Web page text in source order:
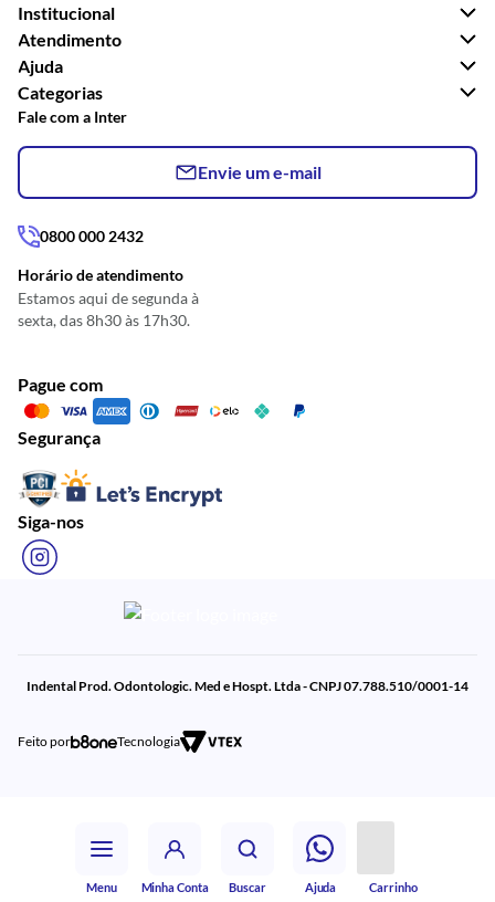
Menu Minha Conta Buscar Ajuda Carrinho
Institucional
Atendimento
Ajuda
Categorias
Fale com a Inter
Envie um e-mail
0800 000 2432
Horário de atendimento
Estamos aqui de segunda à
sexta, das 8h30 às 17h30.
Pague com
Segurança
Siga-nos
Indental Prod. Odontologic. Med e Hospt. Ltda - CNPJ 07.788.510/0001-14
Feito por Tecnologia